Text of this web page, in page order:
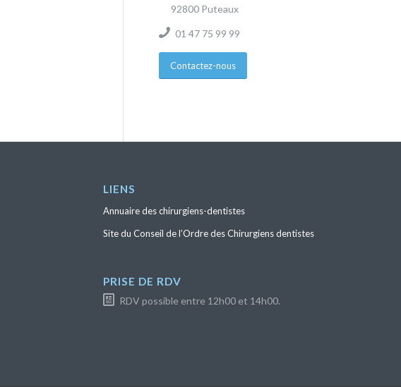
92800 Puteaux
01 47 75 99 99
Contactez-nous
LIENS
Annuaire des chirurgiens-dentistes
Site du Conseil de l’Ordre des Chirurgiens dentistes
PRISE DE RDV
RDV possible entre 12h00 et 14h00.